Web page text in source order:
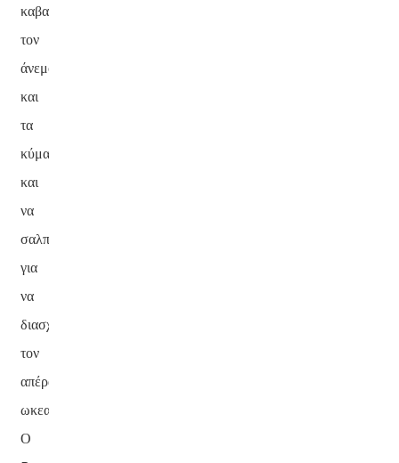
καβαλήσετε
τον
άνεμο
και
τα
κύματα
και
να
σαλπάρετε
για
να
διασχίσετε
τον
απέραντο
ωκεανό.
Ο